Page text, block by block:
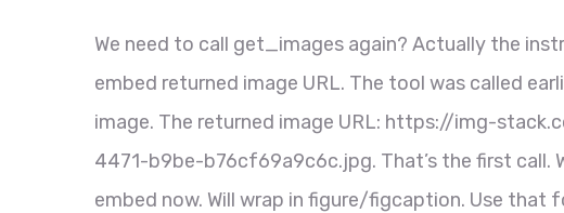
We need to call get_images again? Actually the
embed returned image URL. The tool was called
image. The returned image URL: https://img-
4471-b9be-b76cf69a9c6c.jpg. That’s the first call.
embed now. Will wrap in figure/figcaption. Use that